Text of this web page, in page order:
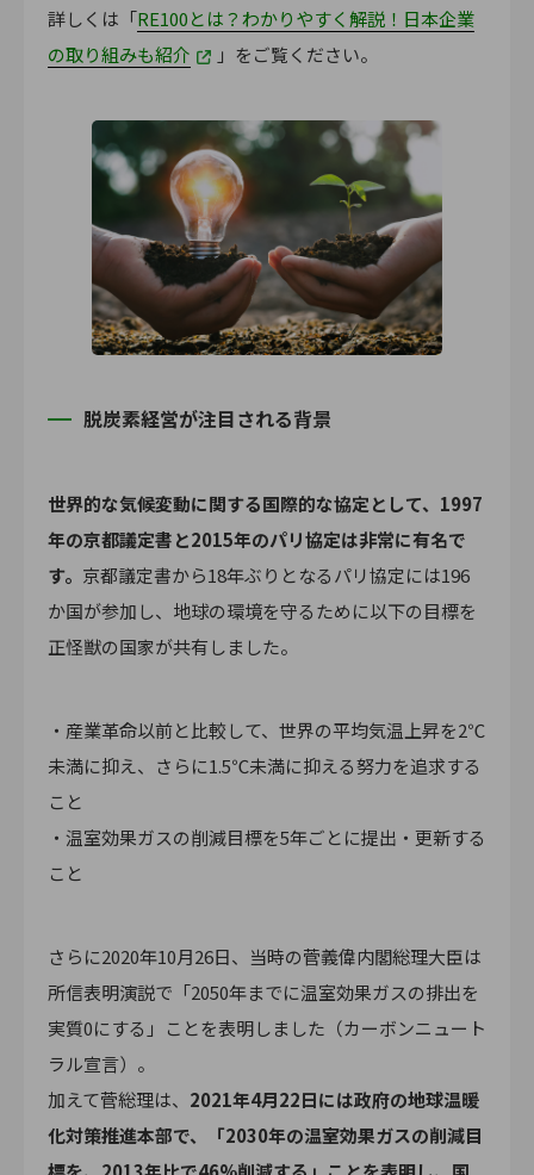
詳しくは「RE100とは？わかりやすく解説！日本企業
の取り組みも紹介
」をご覧ください。
脱炭素経営が注目される背景
世界的な気候変動に関する国際的な協定として、1997
年の京都議定書と2015年のパリ協定は非常に有名で
す。 京都議定書から18年ぶりとなるパリ協定には196
か国が参加し、地球の環境を守るために以下の目標を
正怪獣の国家が共有しました。
・産業革命以前と比較して、世界の平均気温上昇を2℃
未満に抑え、さらに1.5℃未満に抑える努力を追求する
こと
・温室効果ガスの削減目標を5年ごとに提出・更新する
こと
さらに2020年10月26日、当時の菅義偉内閣総理大臣は
所信表明演説で「2050年までに温室効果ガスの排出を
実質0にする」ことを表明しました（カーボンニュート
ラル宣言）。
加えて菅総理は、 2021年4月22日には政府の地球温暖
化対策推進本部で、「2030年の温室効果ガスの削減目